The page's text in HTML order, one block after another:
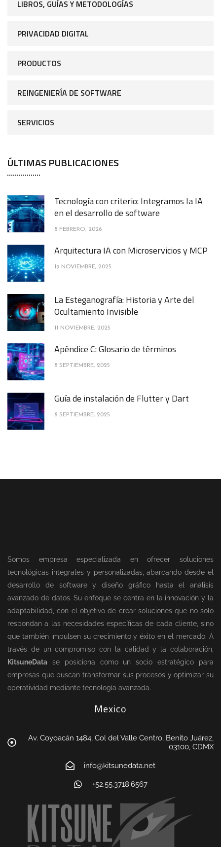
LIBROS, GUÍAS Y METODOLOGÍAS
PRIVACIDAD DIGITAL
PRODUCTOS
REINGENIERÍA DE SOFTWARE
SERVICIOS
ÚLTIMAS PUBLICACIONES
Tecnología con criterio: Integramos la IA
en el desarrollo de software
8 FEBRERO, 2026
Arquitectura IA con Microservicios y MCP
19 NOVIEMBRE, 2025
La Esteganografía: Historia y Arte del
Ocultamiento Invisible
11 NOVIEMBRE, 2025
Apéndice C: Glosario de términos
8 SEPTIEMBRE, 2025
Guía de instalación de Flutter y Dart
8 SEPTIEMBRE, 2025
Somos empresa especializada en ofrecer soluciones
tecnológicas integrales y personalizadas, abarcando desde el
desarrollo de software y diseño gráfico hasta el análisis
avanzado de datos. Su enfoque se centra en la innovación y la
adaptabilidad, con el objetivo de crear soluciones que no solo
respondan a las necesidades específicas de cada cliente, sino
que también impulsen su crecimiento y éxito en el mercado. A
través de un compromiso con la calidad y la colaboración,
KitsuneData se posiciona como un socio estratégico para
empresas que buscan transformar sus procesos y optimizar su
operatividad mediante tecnología avanzada.
Mexico
Av. Coyoacán 1484, Col del Valle Centro, Benito Juárez,
03100, CDMX
info@kitsunedata.net
+52.55.3718.6567